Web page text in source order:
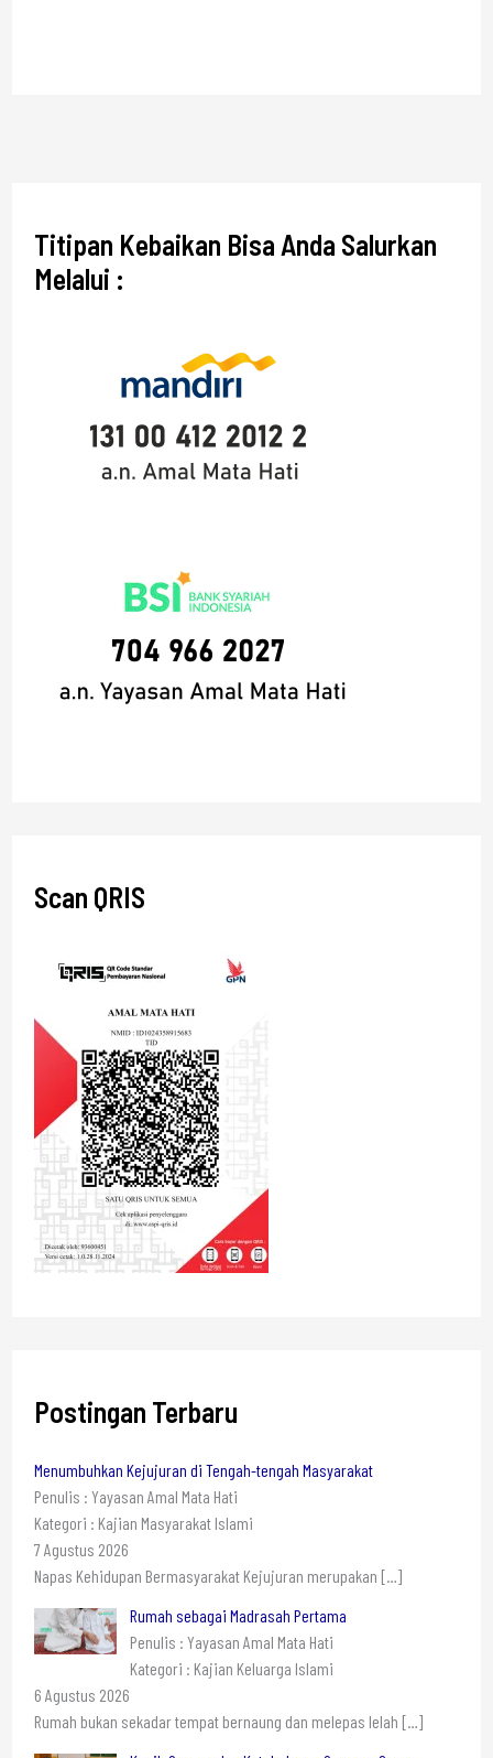
Titipan Kebaikan Bisa Anda Salurkan
Melalui :
Scan QRIS
Postingan Terbaru
Menumbuhkan Kejujuran di Tengah-tengah Masyarakat
Penulis : Yayasan Amal Mata Hati
Kategori : Kajian Masyarakat Islami
7 Agustus 2026
Napas Kehidupan Bermasyarakat Kejujuran merupakan […]
Rumah sebagai Madrasah Pertama
Penulis : Yayasan Amal Mata Hati
Kategori : Kajian Keluarga Islami
6 Agustus 2026
Rumah bukan sekadar tempat bernaung dan melepas lelah […]